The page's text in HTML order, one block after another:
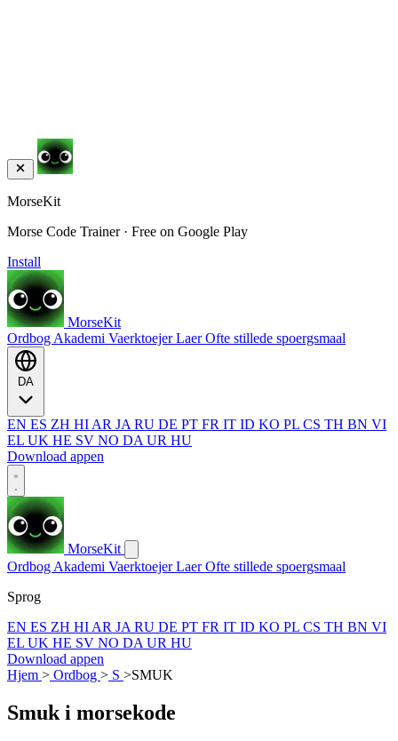
MorseKit
Morse Code Trainer · Free on Google Play
Install
MorseKit
Ordbog Akademi VaerktoejerLaerOfte stillede spoergsmaal
EN ES ZH HI AR JA RU DE PT FR IT ID KO PL CS TH BN VI
EL UK HE SV NO DA UR HU
Download appen
MorseKit
Ordbog Akademi VaerktoejerLaerOfte stillede spoergsmaal
Sprog
EN ES ZH HI AR JA RU DE PT FR IT ID KO PL CS TH BN VI
EL UK HE SV NO DA UR HU
Download appen
Hjem > Ordbog > S >SMUK
Smuk i morsekode